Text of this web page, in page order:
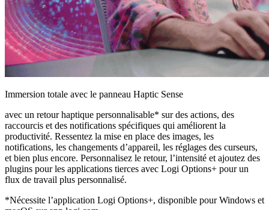
Immersion totale avec le panneau Haptic Sense
avec un retour haptique personnalisable* sur des actions, des
raccourcis et des notifications spécifiques qui améliorent la
productivité. Ressentez la mise en place des images, les
notifications, les changements d’appareil, les réglages des curseurs,
et bien plus encore. Personnalisez le retour, l’intensité et ajoutez des
plugins pour les applications tierces avec Logi Options+ pour un
flux de travail plus personnalisé.
*Nécessite l’application Logi Options+, disponible pour Windows et